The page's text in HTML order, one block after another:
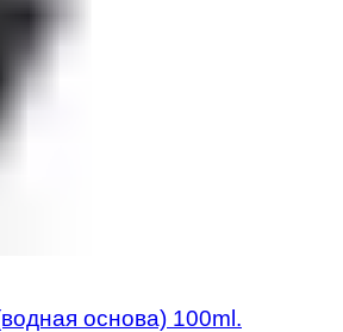
основа) 100ml.